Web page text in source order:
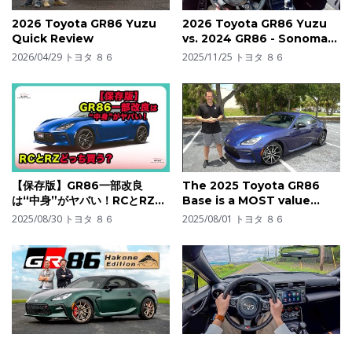
2026 Toyota GR86 Yuzu
Quick Review
2026/04/29 トヨタ ８６
2026 Toyota GR86 Yuzu
vs. 2024 GR86 - Sonoma
POV Track Driving
2025/11/25 トヨタ ８６
【保存版】GR86一部改良
は“中身”がヤバい！RCとRZど
っち買う？| #gr86 #トヨタ
2025/08/30 トヨタ ８６
The 2025 Toyota GR86
Base is a MOST value
packed sports car!
2025/08/01 トヨタ ８６